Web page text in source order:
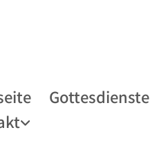
Gottesdienste